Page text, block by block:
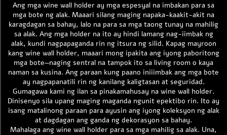
Ang mga wine wall holder ay mga espesyal na imbakan para sa
mga bote ng alak. Maaari silang maging napaka-kaakit-akit na
karagdagan sa bahay, lalo na para sa mga taong tunay na mahilig
sa alak. Ang mga holder na ito ay hindi lamang nag-iimbak ng
alak, kundi nagpapaganda rin ng itsura ng silid. Kapag mayroon
kang wine wall holder, maaari mong ipakita ang iyong paboritong
mga bote—naging sentral na tampok ito sa living room o kaya
naman sa kusina. Ang paraan kung paano iniiimbak ang mga bote
ay nagpapanatili rin ng kanilang kaligtasan at seguridad.
Gumagawa kami ng ilan sa pinakamahusay na wine wall holder.
Dinisenyo sila upang maging maganda ngunit epektibo rin. Ito ay
isang matalinong paraan para ayusin ang iyong koleksyon ng alak
at dagdagan ang ganda ng dekorasyon sa bahay.
Mahalaga ang wine wall holder para sa mga mahilig sa alak. Una,